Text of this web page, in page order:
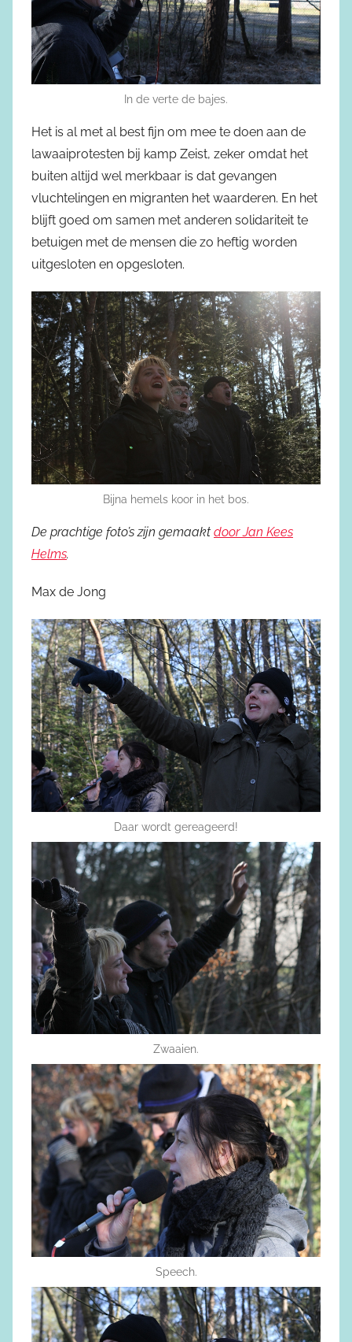
In de verte de bajes.
Het is al met al best fijn om mee te doen aan de
lawaaiprotesten bij kamp Zeist, zeker omdat het
buiten altijd wel merkbaar is dat gevangen
vluchtelingen en migranten het waarderen. En het
blijft goed om samen met anderen solidariteit te
betuigen met de mensen die zo heftig worden
uitgesloten en opgesloten.
Bijna hemels koor in het bos.
De prachtige foto’s zijn gemaakt door Jan Kees
Helms.
Max de Jong
Daar wordt gereageerd!
Zwaaien.
Speech.